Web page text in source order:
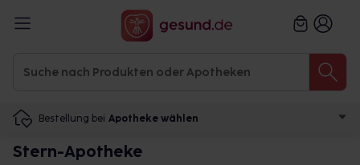
Bestellung bei Apotheke wählen
Stern-Apotheke